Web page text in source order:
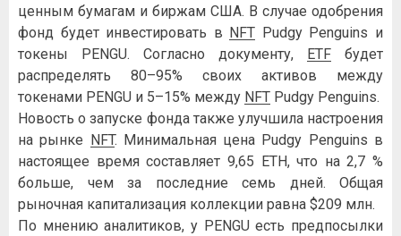
ценным бумагам и биржам США. В случае одобрения
фонд будет инвестировать в NFT Pudgy Penguins и
токены PENGU. Согласно документу,
ETF будет
распределять 80–95% своих активов между
токенами PENGU и 5–15% между NFT Pudgy Penguins.
Новость о запуске фонда также улучшила настроения
на рынке
NFT. Минимальная цена Pudgy Penguins в
настоящее время составляет 9,65 ETH, что на 2,7 %
больше, чем за последние семь дней. Общая
рыночная капитализация коллекции равна $209 млн.
По мнению аналитиков, у PENGU есть предпосылки